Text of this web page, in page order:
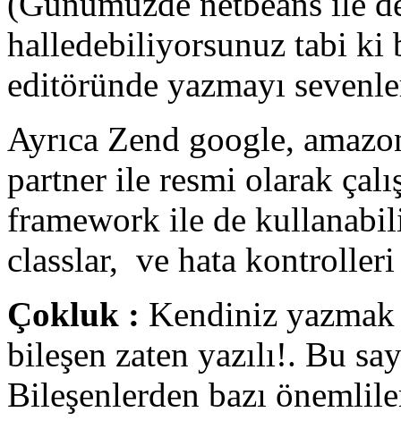
halledebiliyorsunuz tabi ki
editöründe yazmayı
Ayrıca Zend google,
partner ile resmi olarak
framework ile de
classlar, ve hata
Çokluk : Kendiniz
bileşen zaten yazılı!. Bu
Bileşenlerden bazı